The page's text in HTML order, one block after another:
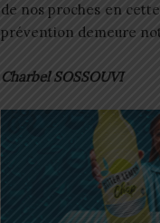
de nos proches en
prévention demeure
Charbel SOSSOUVI